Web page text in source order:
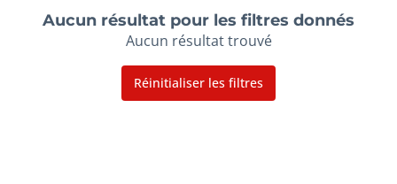
Aucun résultat pour les filtres donnés
Aucun résultat trouvé
Réinitialiser les filtres